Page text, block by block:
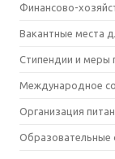
Финансово-
Вакантные места
Стипендии и
Международное
Организация
Образовательные